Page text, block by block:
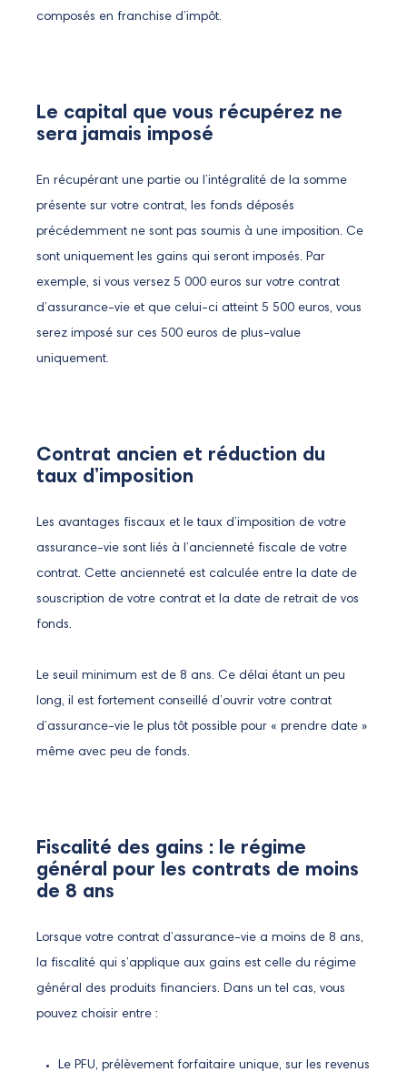
composés en franchise d’impôt.
Le capital que vous récupérez ne
sera jamais imposé
En récupérant une partie ou l’intégralité de la somme
présente sur votre contrat, les fonds déposés
précédemment ne sont pas soumis à une imposition. Ce
sont uniquement les gains qui seront imposés. Par
exemple, si vous versez 5 000 euros sur votre contrat
d’assurance-vie et que celui-ci atteint 5 500 euros, vous
serez imposé sur ces 500 euros de plus-value
uniquement.
Contrat ancien et réduction du
taux d’imposition
Les avantages fiscaux et le taux d’imposition de votre
assurance-vie sont liés à l’ancienneté fiscale de votre
contrat. Cette ancienneté est calculée entre la date de
souscription de votre contrat et la date de retrait de vos
fonds.
Le seuil minimum est de 8 ans. Ce délai étant un peu
long, il est fortement conseillé d’ouvrir votre contrat
d’assurance-vie le plus tôt possible pour « prendre date »
même avec peu de fonds.
Fiscalité des gains : le régime
général pour les contrats de moins
de 8 ans
Lorsque votre contrat d’assurance-vie a moins de 8 ans,
la fiscalité qui s’applique aux gains est celle du régime
général des produits financiers. Dans un tel cas, vous
pouvez choisir entre :
Le PFU, prélèvement forfaitaire unique, sur les revenus